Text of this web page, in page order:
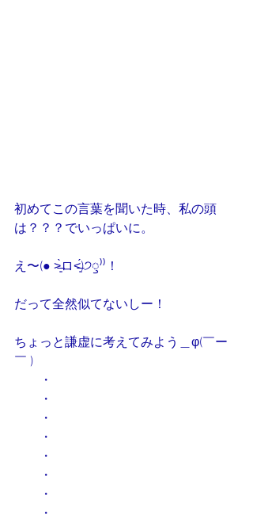
初めてこの言葉を聞いた時、私の頭
は？？？でいっぱいに。
え〜(● ˃̶͈̀ロ˂̶͈́)੭ꠥ⁾⁾！
だって全然似てないしー！
ちょっと謙虚に考えてみよう＿φ(￣ー
￣ )
・
・
・
・
・
・
・
・